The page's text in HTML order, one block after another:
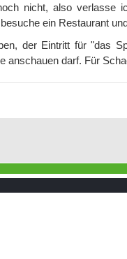
nicht, also verlasse
ein Restaurant
der Eintritt für "das
anschauen darf. Für